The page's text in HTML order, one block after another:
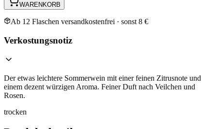
WARENKORB
Ab 12 Flaschen versandkostenfrei · sonst 8 €
Verkostungsnotiz
Der etwas leichtere Sommerwein mit einer feinen Zitrusnote und
einem dezent würzigen Aroma. Feiner Duft nach Veilchen und
Rosen.
trocken